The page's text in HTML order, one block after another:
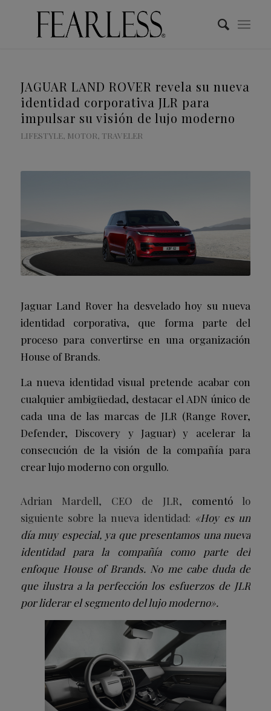
JAGUAR LAND ROVER revela su nueva
identidad corporativa JLR para
impulsar su visión de lujo moderno
LIFESTYLE, MOTOR, TRAVELER
Jaguar Land Rover ha desvelado hoy su nueva
identidad corporativa, que forma parte del
proceso para convertirse en una organización
House of Brands.
La nueva identidad visual pretende acabar con
cualquier ambigüedad, destacar el ADN único de
cada una de las marcas de JLR (Range Rover,
Defender, Discovery y Jaguar) y acelerar la
consecución de la visión de la compañía para
crear lujo moderno con orgullo.
Adrian Mardell, CEO de JLR, comentó lo
siguiente sobre la nueva identidad: «Hoy es un
día muy especial, ya que presentamos una nueva
identidad para la compañía como parte del
enfoque House of Brands. No me cabe duda de
que ilustra a la perfección los esfuerzos de JLR
por liderar el segmento del lujo moderno».